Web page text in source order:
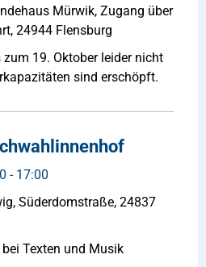
Mürwik, Zugang über
24944 Flensburg
19. Oktober leider nicht
sind erschöpft.
- 17:00
Süderdomstraße, 24837
Texten und Musik